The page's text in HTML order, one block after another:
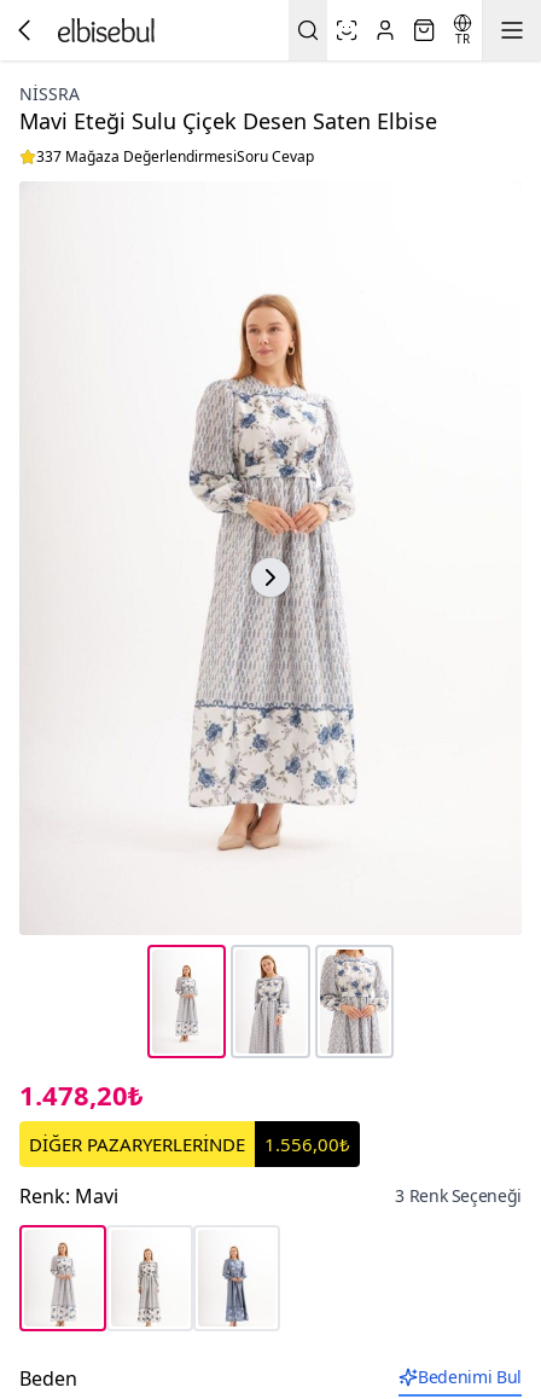
TR
NISSRA
Mavi Eteği Sulu Çiçek Desen Saten Elbise
337 Mağaza DeğerlendirmesiSoru Cevap
1.478,20₺
DİĞER PAZARYERLERİNDE 1.556,00₺
Renk: Mavi 3 Renk Seçeneği
Beden Bedenimi Bul